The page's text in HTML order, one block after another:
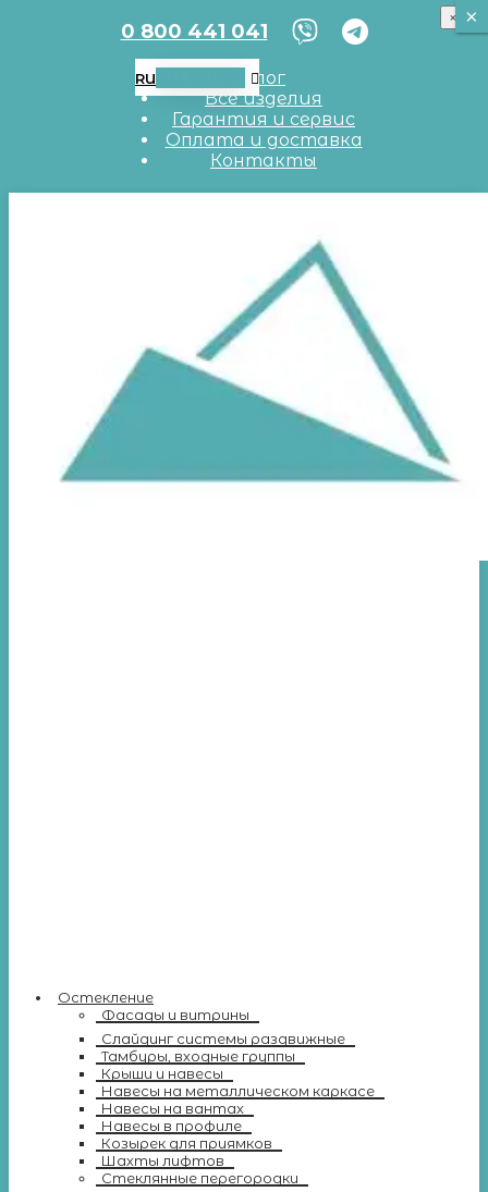
0 800 441 041
Блог
Все изделия
Гарантия и сервис
Оплата и доставка
Контакты
Остекление
Фасады и витрины
Слайдинг системы раздвижные
Тамбуры, входные группы
Крыши и навесы
Навесы на металлическом каркасе
Навесы на вантах
Навесы в профиле
Козырек для приямков
Шахты лифтов
Стеклянные перегородки
×
RU
×
×